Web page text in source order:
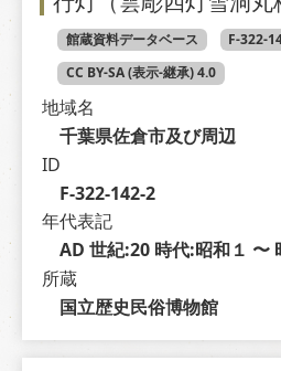
館蔵資料データベース
F-322-
CC BY-SA (表示-継承) 4.0
地域名
千葉県佐倉市及び周辺
ID
F-322-142-2
年代表記
AD 世紀:20 時代:昭和１ 〜
所蔵
国立歴史民俗博物館